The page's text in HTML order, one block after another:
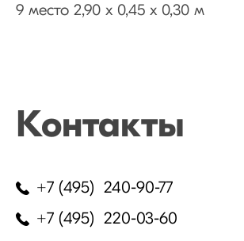
9 место 2,90 х 0,45 х 0,30 м
Контакты
+7 (495) 240-90-77
+7 (495) 220-03-60